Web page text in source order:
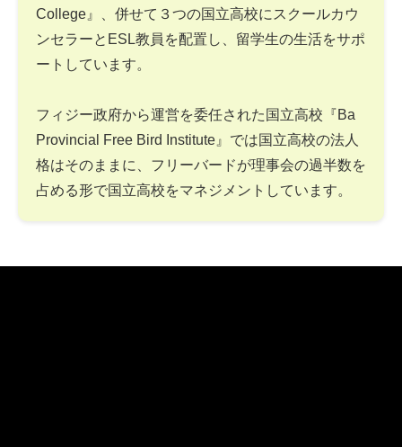
College』、併せて３つの国立高校にスクールカウ
ンセラーとESL教員を配置し、留学生の生活をサポ
ートしています。
フィジー政府から運営を委任された国立高校『Ba
Provincial Free Bird Institute』では国立高校の法人
格はそのままに、フリーバードが理事会の過半数を
占める形で国立高校をマネジメントしています。